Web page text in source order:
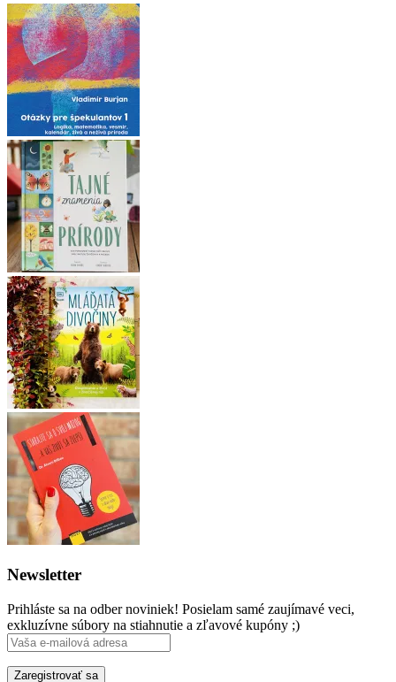
Newsletter
Prihláste sa na odber noviniek! Posielam samé zaujímavé veci,
exkluzívne súbory na stiahnutie a zľavové kupóny ;)